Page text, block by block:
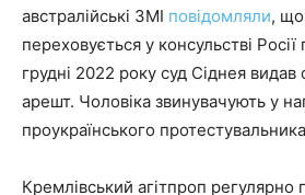
австралійські ЗМІ повідомляли,
переховується у консульстві Росії
грудні 2022 року суд Сіднея
арешт. Чоловіка звинувачують у
проукраїнського
Кремлівський агітпроп